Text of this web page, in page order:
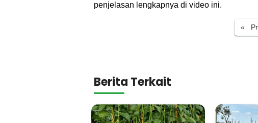
penjelasan lengkapnya di video ini.
«
Berita Terkait